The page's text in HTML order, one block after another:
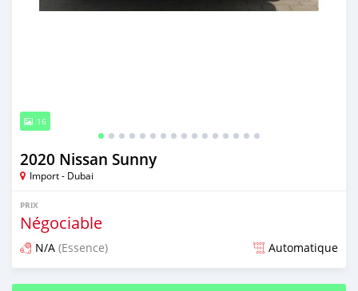
16
2020 Nissan Sunny
Import - Dubai
PRIX
Négociable
N/A (Essence) Automatique
Publié il y a presque 6 ans